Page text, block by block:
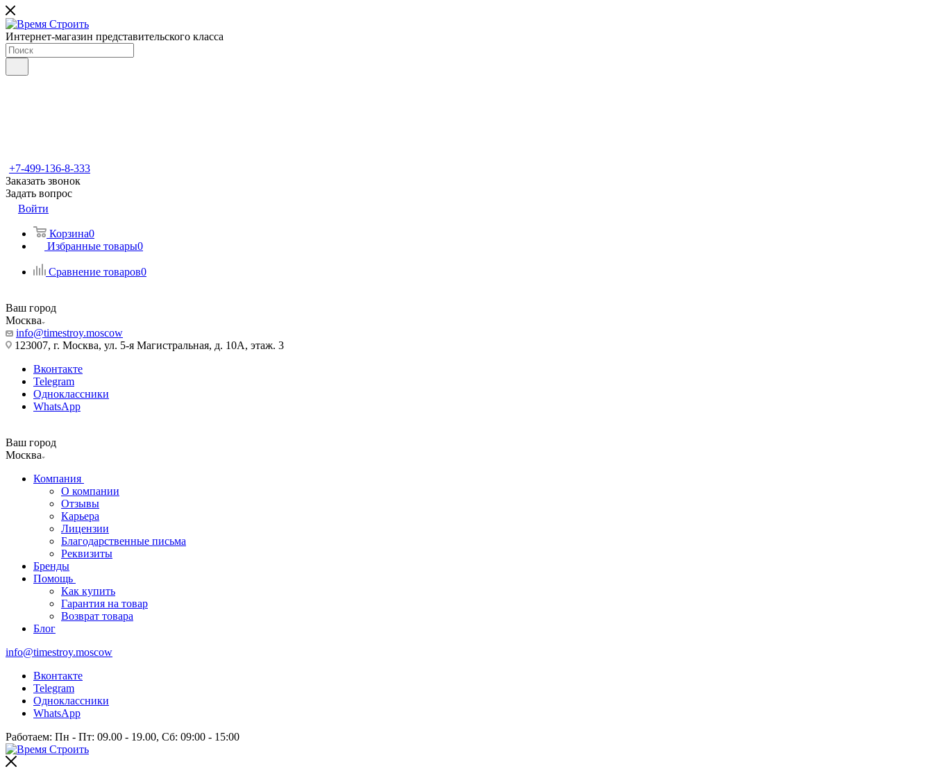
Интернет-магазин представительского класса
+7-499-136-8-333
Заказать звонок
Задать вопрос
Войти
Корзина0
Избранные товары0
Сравнение товаров0
Ваш город
Москва
info@timestroy.moscow
123007, г. Москва, ул. 5-я Магистральная, д. 10А, этаж. 3
Вконтакте
Telegram
Одноклассники
WhatsApp
Ваш город
Москва
Компания
О компании
Отзывы
Карьера
Лицензии
Благодарственные письма
Реквизиты
Бренды
Помощь
Как купить
Гарантия на товар
Возврат товара
Блог
info@timestroy.moscow
Вконтакте
Telegram
Одноклассники
WhatsApp
Работаем: Пн - Пт: 09.00 - 19.00, Сб: 09:00 - 15:00